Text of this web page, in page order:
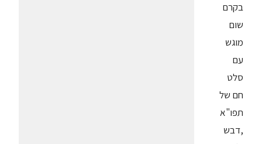
בקרם
שום
מוגש
עם
סלט
חם של
תפו"א
,דבש